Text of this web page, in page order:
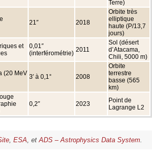
Terre)
21″ 2018
Orbite très
elliptique
haute (P/13,7
jours)
et
0,01″
(interférométrie) 2011
Sol (désert
d’Atacama,
Chili, 5000 m)
(20 MeV 3′ à 0,1° 2008
Orbite
terrestre
basse (565
km)
0,2″ 2023
Point de
Lagrange L2
, ESA, etADS – Astrophysics Data System.